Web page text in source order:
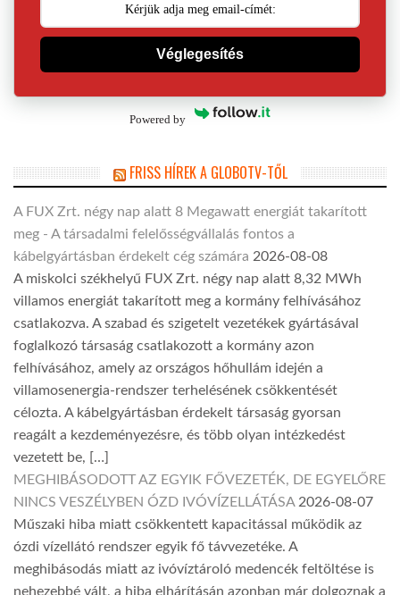
Véglegesítés
Powered by
FRISS HÍREK A GLOBOTV-TŐL
A FUX Zrt. négy nap alatt 8 Megawatt energiát takarított
meg - A társadalmi felelősségvállalás fontos a
kábelgyártásban érdekelt cég számára 2026-08-08
A miskolci székhelyű FUX Zrt. négy nap alatt 8,32 MWh
villamos energiát takarított meg a kormány felhívásához
csatlakozva. A szabad és szigetelt vezetékek gyártásával
foglalkozó társaság csatlakozott a kormány azon
felhívásához, amely az országos hőhullám idején a
villamosenergia-rendszer terhelésének csökkentését
célozta. A kábelgyártásban érdekelt társaság gyorsan
reagált a kezdeményezésre, és több olyan intézkedést
vezetett be, […]
MEGHIBÁSODOTT AZ EGYIK FŐVEZETÉK, DE EGYELŐRE
NINCS VESZÉLYBEN ÓZD IVÓVÍZELLÁTÁSA 2026-08-07
Műszaki hiba miatt csökkentett kapacitással működik az
ózdi vízellátó rendszer egyik fő távvezetéke. A
meghibásodás miatt az ivóvíztároló medencék feltöltése is
nehezebbé vált, a hiba elhárításán azonban már dolgoznak a